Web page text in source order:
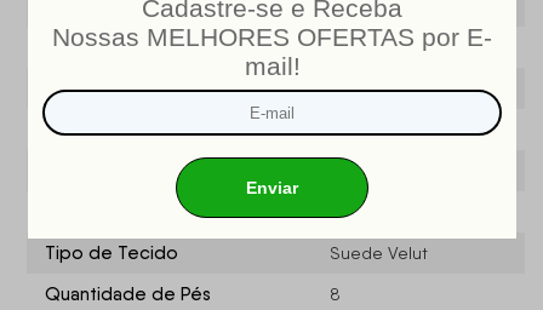
Tipo de Molas Bonnel
Densidade da Espuma D33
Suporta até 120kg (Por Pessoa)
Quantidade de lugares 3
Estágios do Encosto
Enchimento do encosto
Fibra Siliconada e
Flocos de Espuma
Tipo de Tecido Suede Velut
Quantidade de Pés 8